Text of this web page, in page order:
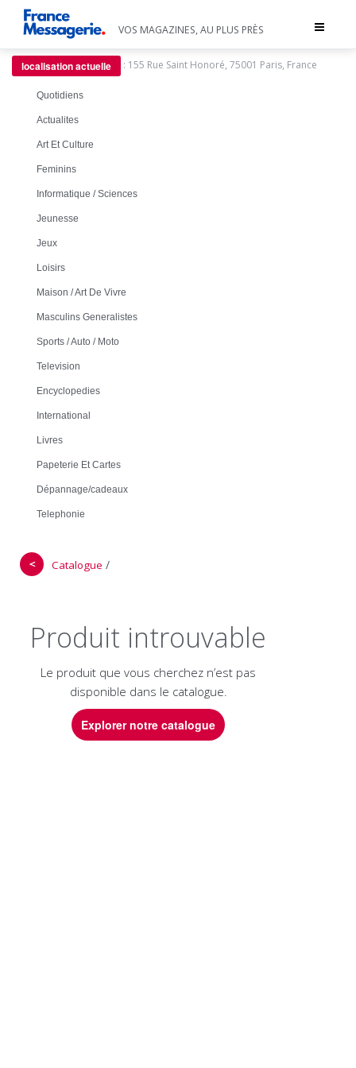
Toggle
VOS MAGAZINES, AU PLUS PRÈS
localisation actuelle : 155 Rue Saint Honoré, 75001 Paris, France
Quotidiens
Actualites
Art Et Culture
Feminins
Informatique / Sciences
Jeunesse
Jeux
Loisirs
Maison / Art De Vivre
Masculins Generalistes
Sports / Auto / Moto
Television
Encyclopedies
International
Livres
Papeterie Et Cartes
Dépannage/cadeaux
Telephonie
＜ Catalogue /
Produit introuvable
Le produit que vous cherchez n’est pas
disponible dans le catalogue.
Explorer notre catalogue